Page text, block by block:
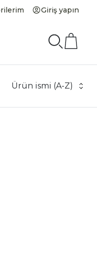
Giriş yapın
Ürün ismi (A-Z)